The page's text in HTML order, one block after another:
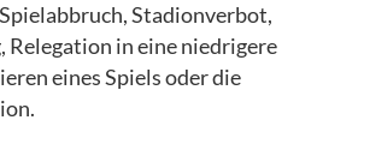
Stadionverbot,
Relegation in eine niedrigere
eines Spiels oder die